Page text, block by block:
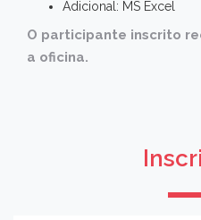
Adicional: MS Excel
O participante inscrito
a oficina.